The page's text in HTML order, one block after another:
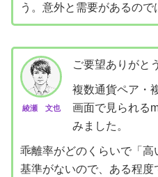
う。意外と需要があるので
綾瀬 文也
ご要望ありがと
複数通貨ペア・
画面で見られる
みました。
乖離率がどのくらいで「
基準がないので、ある程度